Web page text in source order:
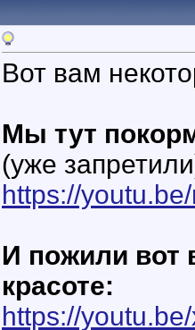
Вот вам
Мы тут
(уже
https://
И пожили вот
красоте:
https://